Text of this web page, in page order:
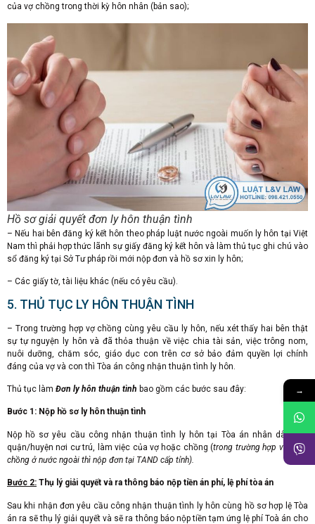
của vợ chồng trong thời kỳ hôn nhân (bản sao);
Hồ sơ giải quyết đơn ly hôn thuận tình
– Nếu hai bên đăng ký kết hôn theo pháp luật nước ngoài muốn ly hôn tại Việt
Nam thì phải hợp thức lãnh sự giấy đăng ký kết hôn và làm thủ tục ghi chú vào
sổ đăng ký tại Sở Tư pháp rồi mới nộp đơn và hồ sơ xin ly hôn;
– Các giấy tờ, tài liệu khác (nếu có yêu cầu).
5. THỦ TỤC LY HÔN THUẬN TÌNH
– Trong trường hợp vợ chồng cùng yêu cầu ly hôn, nếu xét thấy hai bên thật
sự tự nguyện ly hôn và đã thỏa thuận về việc chia tài sản, việc trông nom,
nuôi dưỡng, chăm sóc, giáo dục con trên cơ sở bảo đảm quyền lợi chính
đáng của vợ và con thì Tòa án công nhận thuận tình ly hôn.
Thủ tục làm Đơn ly hôn thuận tình bao gồm các bước sau đây:
Bước 1: Nộp hồ sơ ly hôn thuận tình
Nộp hồ sơ yêu cầu công nhận thuận tình ly hôn tại Tòa án nhân dân cấp
quận/huyện nơi cư trú, làm việc của vợ hoặc chồng (trong trường hợp vợ hoặc
chồng ở nước ngoài thì nộp đơn tại TAND cấp tỉnh).
Bước 2: Thụ lý giải quyết và ra thông báo nộp tiền án phí, lệ phí tòa án
Sau khi nhận đơn yêu cầu công nhận thuận tình ly hôn cùng hồ sơ hợp lệ Tòa
án ra sẽ thụ lý giải quyết và sẽ ra thông báo nộp tiền tạm ứng lệ phí Toà án cho
→